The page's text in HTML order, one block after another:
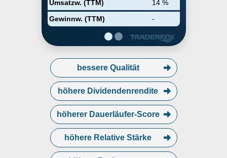
Umsatzw. (TTM)
14 %
Gewinnw. (TTM)
-
in Europa, wobei Deutschland
jeweils den größten Teil
bessere Qualität
höhere Dividendenrendite
höherer Dauerläufer-Score
höhere Relative Stärke